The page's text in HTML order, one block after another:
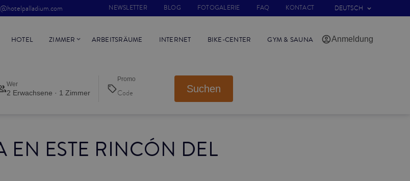
EN ESTE RINCÓN DEL
NEWSLETTER BLOG FOTOGALERIE FAQ KONTACT DEUTSCH
HOTEL ZIMMER ARBEITSRÄUME INTERNET BIKE-CENTER GYM & SAUNA Anmeldung
Wer
2 Erwachsene · 1 Zimmer
Promo
Suchen